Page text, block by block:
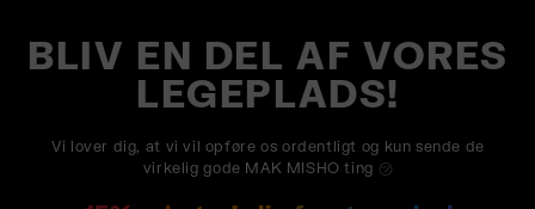
BLIV EN DEL AF VORES
LEGEPLADS!
Vi lover dig, at vi vil opføre os ordentligt og kun sende de
virkelig gode MAK MISHO ting ㋡